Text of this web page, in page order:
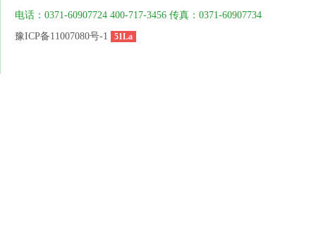
电话：0371-60907724 400-717-3456 传真：0371-60907734
豫ICP备11007080号-1
51La